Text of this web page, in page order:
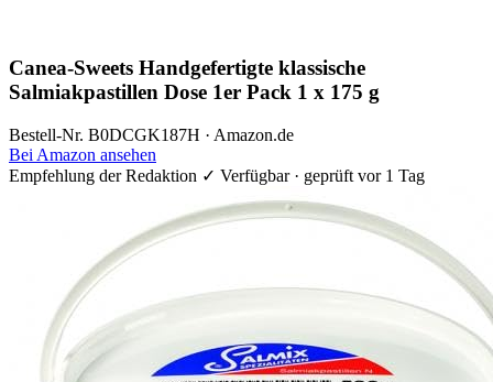
Canea-Sweets Handgefertigte klassische
Salmiakpastillen Dose 1er Pack 1 x 175 g
Bestell-Nr. B0DCGK187H · Amazon.de
Bei Amazon ansehen
Empfehlung der Redaktion ✓ Verfügbar · geprüft vor 1 Tag